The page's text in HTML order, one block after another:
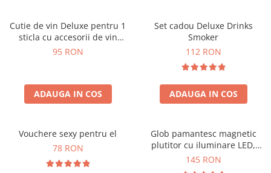
Cutie de vin Deluxe pentru 1
sticla cu accesorii de vin
incluse interior oranj
95 RON
ADAUGA IN COS
Set cadou Deluxe Drinks
Smoker
112 RON
ADAUGA IN COS
Vouchere sexy pentru el
78 RON
Glob pamantesc magnetic
plutitor cu iluminare LED,
Forma C
145 RON